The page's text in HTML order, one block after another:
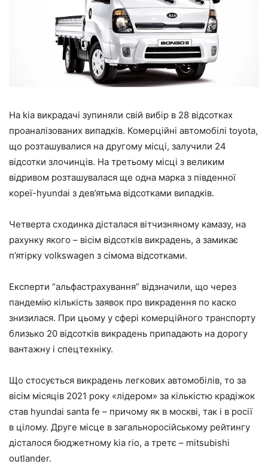
На kia викрадачі зупиняли свій вибір в 28 відсотках
проаналізованих випадків. Комерційні автомобілі toyota,
що розташувалися на другому місці, залучили 24
відсотки злочинців. На третьому місці з великим
відривом розташувалася ще одна марка з південної
кореї-hyundai з дев’ятьма відсотками випадків.
Четверта сходинка дісталася вітчизняному камазу, на
рахунку якого – вісім відсотків викрадень, а замикає
п’ятірку volkswagen з сімома відсотками.
Експерти “альфастрахування” відзначили, що через
пандемію кількість заявок про викрадення по каско
знизилася. При цьому у сфері комерційного транспорту
близько 20 відсотків викрадень припадають на дорогу
вантажну і спецтехніку.
Що стосується викрадень легкових автомобілів, то за
вісім місяців 2021 року «лідером» за кількістю крадіжок
став hyundai santa fe – причому як в москві, так і в росії
в цілому. Друге місце в загальноросійському рейтингу
дісталося бюджетному kia rio, а третє – mitsubishi
outlander.